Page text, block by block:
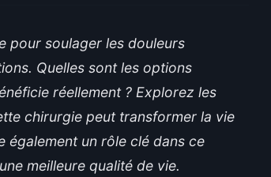
pour soulager les douleurs
Quelles sont les options
réellement ? Explorez les
chirurgie peut transformer la vie
également un rôle clé dans ce
meilleure qualité de vie.